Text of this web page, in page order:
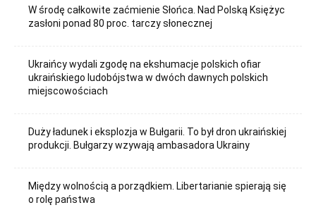
W środę całkowite zaćmienie Słońca. Nad Polską Księżyc
zasłoni ponad 80 proc. tarczy słonecznej
Ukraińcy wydali zgodę na ekshumacje polskich ofiar
ukraińskiego ludobójstwa w dwóch dawnych polskich
miejscowościach
Duży ładunek i eksplozja w Bułgarii. To był dron ukraińskiej
produkcji. Bułgarzy wzywają ambasadora Ukrainy
Między wolnością a porządkiem. Libertarianie spierają się
o rolę państwa